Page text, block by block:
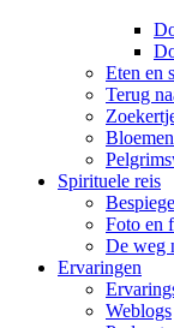
Eten en
Terug
Spirituele reis
Foto en
De weg
Ervaringen
Weblogs